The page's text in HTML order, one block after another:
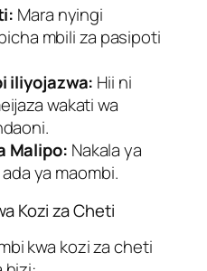
Mara nyingi
mbili za pasipoti
iliyojazwa: Hii ni
wakati wa
Malipo: Nakala ya
ya maombi.
Kozi za Cheti
kwa kozi za cheti